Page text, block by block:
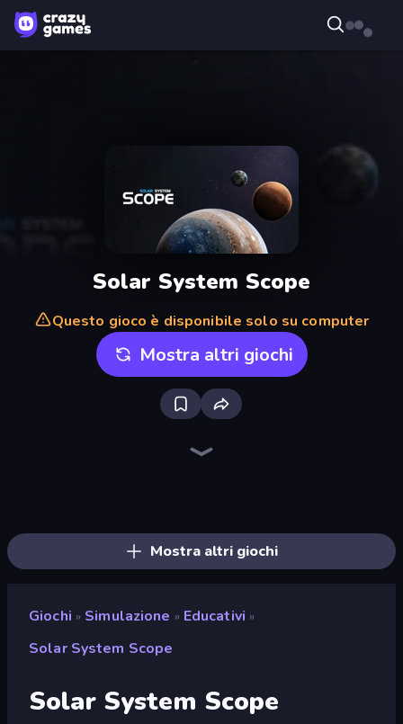
Solar System Scope
Questo gioco è disponibile solo su computer
Mostra altri giochi
Mostra altri giochi
Giochi » Simulazione » Educativi »
Solar System Scope
Solar System Scope